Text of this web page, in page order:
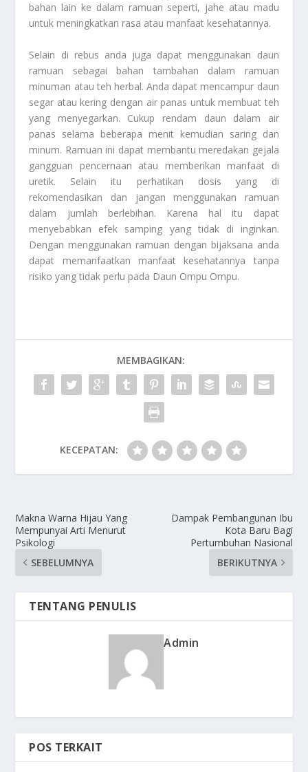
bahan lain ke dalam ramuan seperti, jahe atau madu
untuk meningkatkan rasa atau manfaat kesehatannya.
Selain di rebus anda juga dapat menggunakan daun
ramuan sebagai bahan tambahan dalam ramuan
minuman atau teh herbal. Anda dapat mencampur daun
segar atau kering dengan air panas untuk membuat teh
yang menyegarkan. Cukup rendam daun dalam air
panas selama beberapa menit kemudian saring dan
minum. Ramuan ini dapat membantu meredakan gejala
gangguan pencernaan atau memberikan manfaat di
uretik. Selain itu perhatikan dosis yang di
rekomendasikan dan jangan menggunakan ramuan
dalam jumlah berlebihan. Karena hal itu dapat
menyebabkan efek samping yang tidak di inginkan.
Dengan menggunakan ramuan dengan bijaksana anda
dapat memanfaatkan manfaat kesehatannya tanpa
risiko yang tidak perlu pada Daun Ompu Ompu.
MEMBAGIKAN:
KECEPATAN:
Makna Warna Hijau Yang
Mempunyai Arti Menurut
Psikologi
SEBELUMNYA
Dampak Pembangunan Ibu
Kota Baru Bagi
Pertumbuhan Nasional
BERIKUTNYA
TENTANG PENULIS
Admin
POS TERKAIT